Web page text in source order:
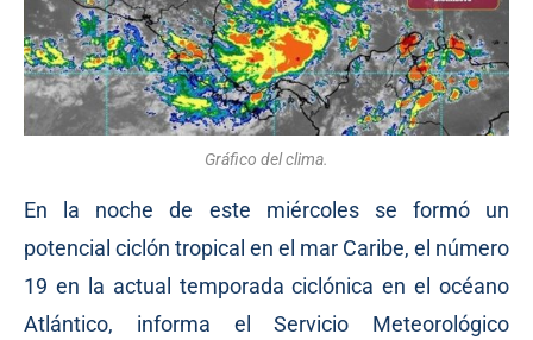
Gráfico del clima.
En la noche de este miércoles se formó un
potencial ciclón tropical en el mar Caribe, el número
19 en la actual temporada ciclónica en el océano
Atlántico, informa el Servicio Meteorológico